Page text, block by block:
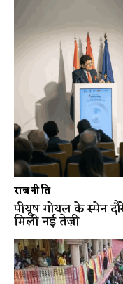
राजनीति
पीयूष गोयल के स्पेन
मिली नई तेज़ी